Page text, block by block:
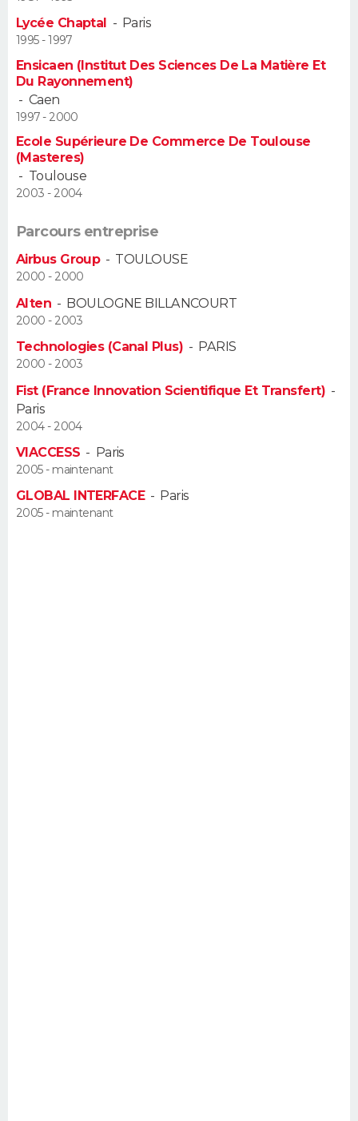
Alimentation
Guide de la santé
Maladies
Médicaments
Sommeil
VOYAGE
Destinations
City break
Voyage nature
Voyage de noces
Forum
Climat
+
PHOTO
GUIDES D'ACHAT
BONS PLANS
CARTE DE VOEUX
DICTIONNAIRE
Dictionnaire
Biographies
Citations
Expressions
Proverbes
PROGRAMME TV
COPAINS D'AVANT
Bricolage
Lifestyle
Culture
Sport
Auto
Television
Voyage
Cinema
Lycée Chaptal - Paris
1995 - 1997
Ensicaen (Institut Des Sciences De La Matière Et
Du Rayonnement)
- Caen
1997 - 2000
Ecole Supérieure De Commerce De Toulouse
(Masteres)
- Toulouse
2003 - 2004
Parcours entreprise
Airbus Group- TOULOUSE
2000 - 2000
Alten - BOULOGNE BILLANCOURT
2000 - 2003
Technologies (Canal Plus) - PARIS
2000 - 2003
Fist (France Innovation Scientifique Et Transfert) -
Paris
2004 - 2004
VIACCESS - Paris
2005 - maintenant
GLOBAL INTERFACE- Paris
2005 - maintenant